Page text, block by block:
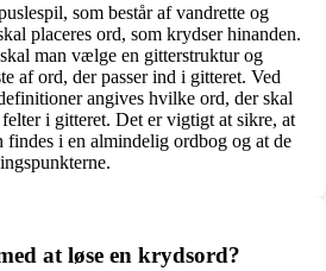
som består af vandrette og
placeres ord, som krydser hinanden.
man vælge en gitterstruktur og
af ord, der passer ind i gitteret. Ved
angives hvilke ord, der skal
i gitteret. Det er vigtigt at sikre, at
findes i en almindelig ordbog og at de
at løse en krydsord?